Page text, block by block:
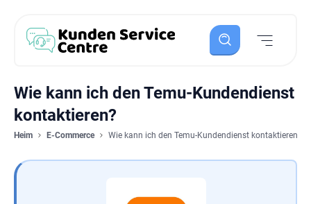
Wie kann ich den Temu-Kundendienst
kontaktieren?
Heim E-Commerce Wie kann ich den Temu-Kundendienst kontaktieren?